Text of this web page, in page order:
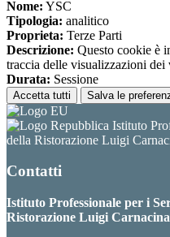
Nome: YSC
Tipologia: analitico
Proprieta: Terze Parti
Descrizione: Questo cookie è
traccia delle visualizzazioni dei
Durata: Sessione
Accetta tutti Salva le
Istituto
della Ristorazione Luigi
Contatti
Istituto Professionale per i
Ristorazione Luigi